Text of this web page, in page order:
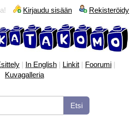
Kirjaudu sisään Rekisteröidy
| In English | Linkit | Foorumi |
Kuvagalleria